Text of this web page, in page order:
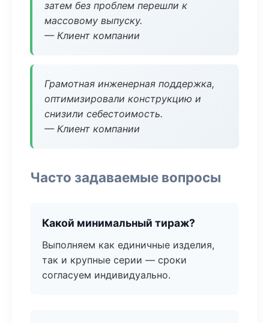
затем без проблем перешли к
массовому выпуску.
— Клиент компании
Грамотная инженерная поддержка,
оптимизировали конструкцию и
снизили себестоимость.
— Клиент компании
Часто задаваемые вопросы
Какой минимальный тираж?
Выполняем как единичные изделия,
так и крупные серии — сроки
согласуем индивидуально.